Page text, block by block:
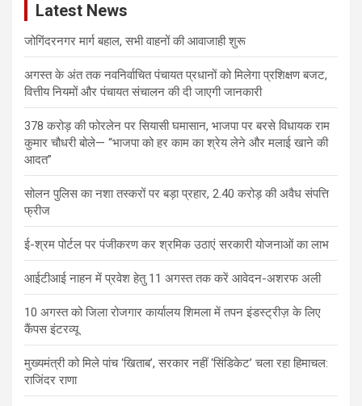
Latest News
जोगिंदरनगर मार्ग बहाल, सभी वाहनों की आवाजाही शुरू
अगस्त के अंत तक नवनिर्वाचित पंचायत प्रधानों को मिलेगा प्रशिक्षण बजट,
वित्तीय नियमों और पंचायत संचालन की दी जाएगी जानकारी
378 करोड़ की फोरलेन पर सियासी घमासान, भाजपा पर बरसे विधायक राम
कुमार चौधरी बोले— “भाजपा को हर काम का श्रेय लेने और मलाई खाने की
आदत”
सोलन पुलिस का नशा तस्करों पर बड़ा प्रहार, 2.40 करोड़ की अवैध संपत्ति
फ्रीज
ई-श्रम पोर्टल पर पंजीकरण कर श्रमिक उठाएं सरकारी योजनाओं का लाभ
आईटीआई नाहन में प्रवेश हेतु 11 अगस्त तक करें आवेदन-अशरफ अली
10 अगस्त को जिला रोजगार कार्यालय शिमला में तपन इंडस्ट्रीज़ के लिए
कैंपस इंटरव्यू
मुख्यमंत्री को मिले पांच ‘खिताब’, सरकार नहीं ‘सिंडिकेट’ चला रहा हिमाचल:
राजिंदर राणा